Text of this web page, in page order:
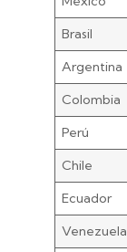
Brasil
Argentina
Colombia
Perú
Chile
Ecuador
Venezuela